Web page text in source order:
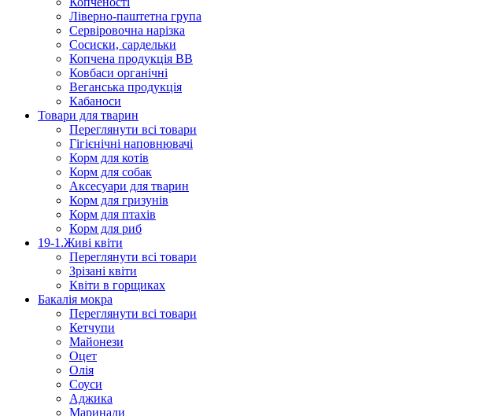
Ліверно-паштетна група
Сервіровочна нарізка
Сосиски, сардельки
Копчена продукція ВВ
Ковбаси органічні
Веганська продукція
Кабаноси
Товари для тварин
Переглянути всі товари
Гігієнічні наповнювачі
Корм для котів
Корм для собак
Аксесуари для тварин
Корм для гризунів
Корм для птахів
Корм для риб
19-1.Живі квіти
Переглянути всі товари
Зрізані квіти
Квіти в горщиках
Бакалія мокра
Переглянути всі товари
Кетчупи
Майонези
Оцет
Олія
Соуси
Аджика
Маринади